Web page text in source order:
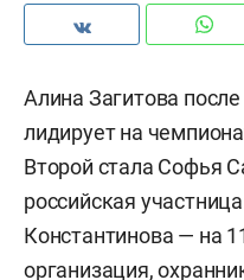
Алина Загитова
лидирует на
Второй стала Софья
российская
Константинова — на
организация,